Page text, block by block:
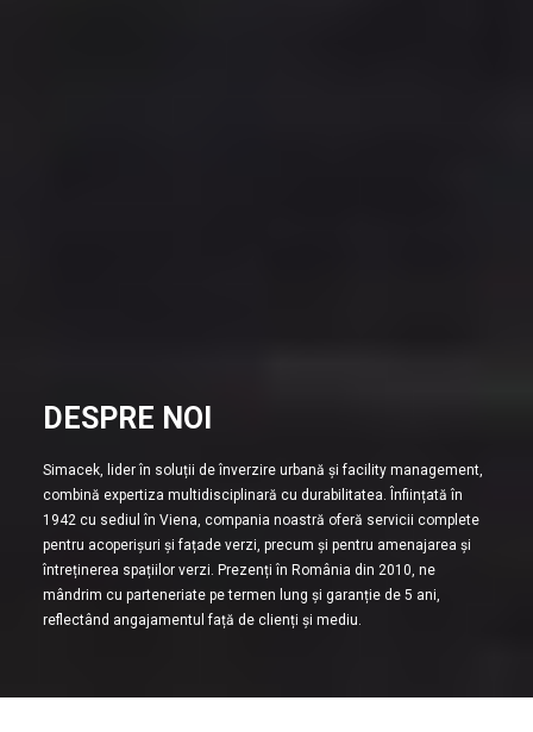
DESPRE NOI
Simacek, lider în soluții de înverzire urbană și facility management,
combină expertiza multidisciplinară cu durabilitatea. Înființată în
1942 cu sediul în Viena, compania noastră oferă servicii complete
pentru acoperișuri și fațade verzi, precum și pentru amenajarea și
întreținerea spațiilor verzi. Prezenți în România din 2010, ne
mândrim cu parteneriate pe termen lung și garanție de 5 ani,
reflectând angajamentul față de clienți și mediu.